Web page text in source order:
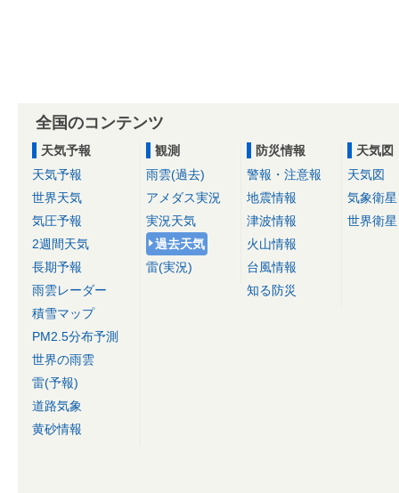
全国のコンテンツ
天気予報
天気予報
世界天気
気圧予報
2週間天気
長期予報
雨雲レーダー
積雪マップ
PM2.5分布予測
世界の雨雲
雷(予報)
道路気象
黄砂情報
観測
雨雲(過去)
アメダス実況
実況天気
過去天気
雷(実況)
防災情報
警報・注意報
地震情報
津波情報
火山情報
台風情報
知る防災
天気図
天気図
気象衛星
世界衛星